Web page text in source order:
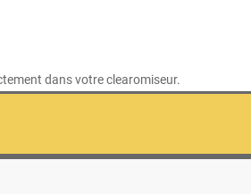
dans votre clearomiseur.